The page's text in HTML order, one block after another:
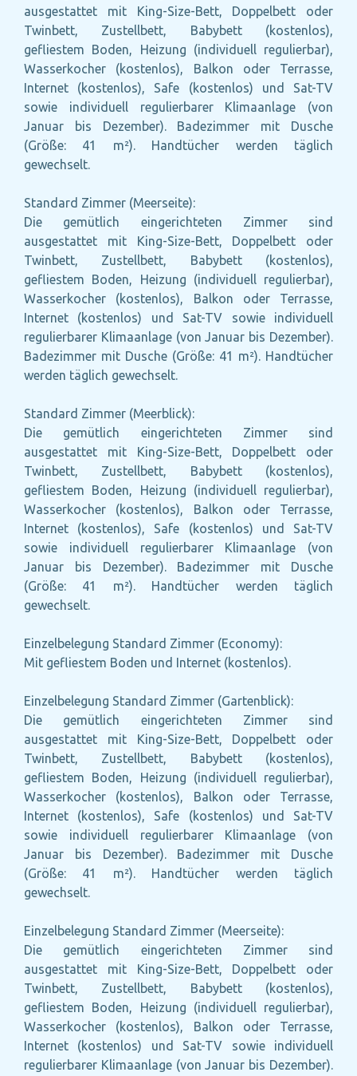
ausgestattet mit King-Size-Bett, Doppelbett oder
Twinbett, Zustellbett, Babybett (kostenlos),
gefliestem Boden, Heizung (individuell regulierbar),
Wasserkocher (kostenlos), Balkon oder Terrasse,
Internet (kostenlos), Safe (kostenlos) und Sat-TV
sowie individuell regulierbarer Klimaanlage (von
Januar bis Dezember). Badezimmer mit Dusche
(Größe: 41 m²). Handtücher werden täglich
gewechselt.
Standard Zimmer (Meerseite):
Die gemütlich eingerichteten Zimmer sind
ausgestattet mit King-Size-Bett, Doppelbett oder
Twinbett, Zustellbett, Babybett (kostenlos),
gefliestem Boden, Heizung (individuell regulierbar),
Wasserkocher (kostenlos), Balkon oder Terrasse,
Internet (kostenlos) und Sat-TV sowie individuell
regulierbarer Klimaanlage (von Januar bis Dezember).
Badezimmer mit Dusche (Größe: 41 m²). Handtücher
werden täglich gewechselt.
Standard Zimmer (Meerblick):
Die gemütlich eingerichteten Zimmer sind
ausgestattet mit King-Size-Bett, Doppelbett oder
Twinbett, Zustellbett, Babybett (kostenlos),
gefliestem Boden, Heizung (individuell regulierbar),
Wasserkocher (kostenlos), Balkon oder Terrasse,
Internet (kostenlos), Safe (kostenlos) und Sat-TV
sowie individuell regulierbarer Klimaanlage (von
Januar bis Dezember). Badezimmer mit Dusche
(Größe: 41 m²). Handtücher werden täglich
gewechselt.
Einzelbelegung Standard Zimmer (Economy):
Mit gefliestem Boden und Internet (kostenlos).
Einzelbelegung Standard Zimmer (Gartenblick):
Die gemütlich eingerichteten Zimmer sind
ausgestattet mit King-Size-Bett, Doppelbett oder
Twinbett, Zustellbett, Babybett (kostenlos),
gefliestem Boden, Heizung (individuell regulierbar),
Wasserkocher (kostenlos), Balkon oder Terrasse,
Internet (kostenlos), Safe (kostenlos) und Sat-TV
sowie individuell regulierbarer Klimaanlage (von
Januar bis Dezember). Badezimmer mit Dusche
(Größe: 41 m²). Handtücher werden täglich
gewechselt.
Einzelbelegung Standard Zimmer (Meerseite):
Die gemütlich eingerichteten Zimmer sind
ausgestattet mit King-Size-Bett, Doppelbett oder
Twinbett, Zustellbett, Babybett (kostenlos),
gefliestem Boden, Heizung (individuell regulierbar),
Wasserkocher (kostenlos), Balkon oder Terrasse,
Internet (kostenlos) und Sat-TV sowie individuell
regulierbarer Klimaanlage (von Januar bis Dezember).